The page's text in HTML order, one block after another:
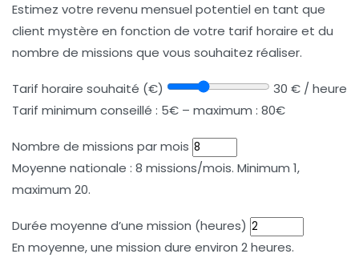
Estimez votre revenu mensuel potentiel en tant que
client mystère en fonction de votre tarif horaire et du
nombre de missions que vous souhaitez réaliser.
Tarif horaire souhaité (€)
30 € / heure
Tarif minimum conseillé : 5€ – maximum : 80€
Nombre de missions par mois
Moyenne nationale : 8 missions/mois. Minimum 1,
maximum 20.
Durée moyenne d’une mission (heures)
En moyenne, une mission dure environ 2 heures.